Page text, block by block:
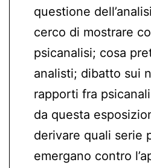
questione
cerco di mostrare
psicanalisi; cosa
analisti; dibatto sui
rapporti fra
da questa
derivare quali serie
emergano contro